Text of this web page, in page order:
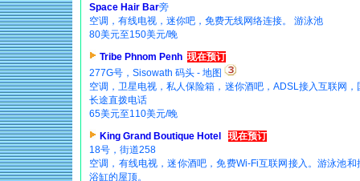
Space Hair Bar旁
空调，有线电视，迷你吧，免费无线网络连接。 游泳池
80美元至150美元/晚
Tribe Phnom Penh 现在预订
277G号，Sisowath 码头 - 地图
空调，卫星电视，私人保险箱，迷你酒吧，ADSL接入互联网，
长途直拨电话
65美元至110美元/晚
King Grand Boutique Hotel
现在预订
18号，街道258
空调，有线电视，迷你酒吧，免费Wi-Fi互联网接入。游泳池和
浴缸的屋顶。